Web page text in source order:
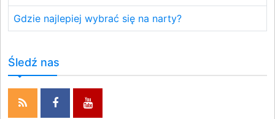
Gdzie najlepiej wybrać się na narty?
Śledź nas